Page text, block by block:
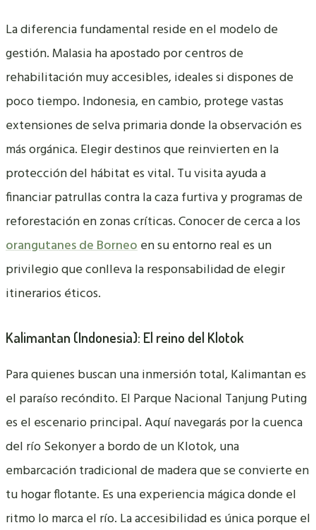
La diferencia fundamental reside en el modelo de
gestión. Malasia ha apostado por centros de
rehabilitación muy accesibles, ideales si dispones de
poco tiempo. Indonesia, en cambio, protege vastas
extensiones de selva primaria donde la observación es
más orgánica. Elegir destinos que reinvierten en la
protección del hábitat es vital. Tu visita ayuda a
financiar patrullas contra la caza furtiva y programas de
reforestación en zonas críticas. Conocer de cerca a los
orangutanes de Borneoen su entorno real es un
privilegio que conlleva la responsabilidad de elegir
itinerarios éticos.
Kalimantan (Indonesia): El reino del Klotok
Para quienes buscan una inmersión total, Kalimantan es
el paraíso recóndito. El Parque Nacional Tanjung Puting
es el escenario principal. Aquí navegarás por la cuenca
del río Sekonyer a bordo de un Klotok, una
embarcación tradicional de madera que se convierte en
tu hogar flotante. Es una experiencia mágica donde el
ritmo lo marca el río. La accesibilidad es única porque el